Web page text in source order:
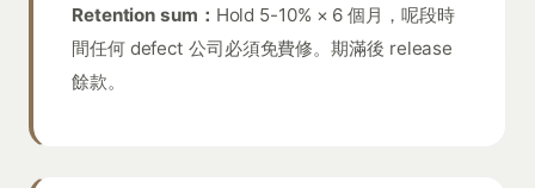
Retention sum： Hold 5-10% × 6 個月，呢段時
間任何 defect 公司必須免費修。期滿後 release
餘款。